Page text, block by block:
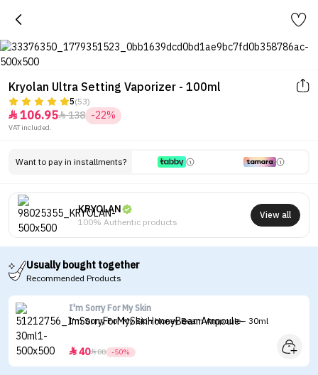
Kryolan Ultra Setting Vaporizer - 100ml
5(53)
 106.95138 -22%
VAT included.
Want to pay in installments?
KRYOLAN
100% Authentic products
View all
Usually bought together
Recommended Products
I'm Sorry For My Skin
I'm Sorry For My Skin Honey Beam Ampoule - 30ml
4080 -50%